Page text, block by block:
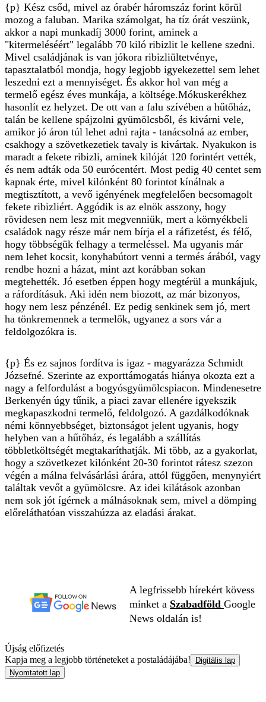
{p} Kész csőd, mivel az órabér háromszáz forint körül
mozog a faluban. Marika számolgat, ha tíz órát veszünk,
akkor a napi munkadíj 3000 forint, aminek a
"kitermeléséért" legalább 70 kiló ribizlit le kellene szedni.
Mivel családjának is van jókora ribizliültetvénye,
tapasztalatból mondja, hogy legjobb igyekezettel sem lehet
leszedni ezt a mennyiséget. És akkor hol van még a
termelő egész éves munkája, a költsége.Mókuskerékhez
hasonlít ez helyzet. De ott van a falu szívében a hűtőház,
talán be kellene spájzolni gyümölcsből, és kivárni vele,
amikor jó áron túl lehet adni rajta - tanácsolná az ember,
csakhogy a szövetkezetiek tavaly is kivártak. Nyakukon is
maradt a fekete ribizli, aminek kilóját 120 forintért vették,
és nem adták oda 50 eurócentért. Most pedig 40 centet sem
kapnak érte, mivel kilónként 80 forintot kínálnak a
megtisztított, a vevő igényének megfelelően becsomagolt
fekete ribizliért. Aggódik is az elnök asszony, hogy
rövidesen nem lesz mit megvenniük, mert a környékbeli
családok nagy része már nem bírja el a ráfizetést, és félő,
hogy többségük felhagy a termeléssel. Ma ugyanis már
nem lehet kocsit, konyhabútort venni a termés árából, vagy
rendbe hozni a házat, mint azt korábban sokan
megtehették. Jó esetben éppen hogy megtérül a munkájuk,
a ráfordításuk. Aki idén nem biozott, az már bizonyos,
hogy nem lesz pénzénél. Ez pedig senkinek sem jó, mert
ha tönkremennek a termelők, ugyanez a sors vár a
feldolgozókra is.
{p} És ez sajnos fordítva is igaz - magyarázza Schmidt
Józsefné. Szerinte az exporttámogatás hiánya okozta ezt a
nagy a felfordulást a bogyósgyümölcspiacon. Mindenesetre
Berkenyén úgy tűnik, a piaci zavar ellenére igyekszik
megkapaszkodni termelő, feldolgozó. A gazdálkodóknak
némi könnyebbséget, biztonságot jelent ugyanis, hogy
helyben van a hűtőház, és legalább a szállítás
többletköltségét megtakaríthatják. Mi több, az a gyakorlat,
hogy a szövetkezet kilónként 20-30 forintot rátesz szezon
végén a málna felvásárlási árára, attól függően, menynyiért
találtak vevőt a gyümölcsre. Az idei kilátások azonban
nem sok jót ígérnek a málnásoknak sem, mivel a dömping
előreláthatóan visszahúzza az eladási árakat.
A legfrissebb hírekért kövess
minket a Szabadföld Google
News oldalán is!
Újság előfizetés
Kapja meg a legjobb történeteket a postaládájába!
Digitális lap
Nyomtatott lap